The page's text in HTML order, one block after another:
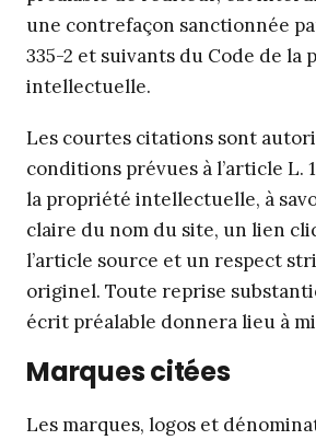
une contrefaçon sanctionnée
335-2 et suivants du Code de la
intellectuelle.
Les courtes citations sont
conditions prévues à l’article L.
la propriété intellectuelle, à
claire du nom du site, un lien
l’article source et un respect
originel. Toute reprise
écrit préalable donnera lieu à
Marques citées
Les marques, logos et